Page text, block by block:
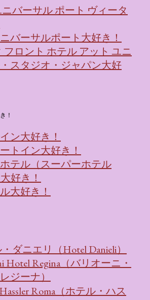
バーサル ポート ヴィータ
バーサルポート大好き！
フロント ホテル アット ユニ
スタジオ・ジャパン大好
！
ン大好き！
トイン大好き！
テル（スーパーホテル
好き！
大好き！
ダニエリ（Hotel Danieli）
Hotel Regina（バリオーニ・
ジーナ）
Roma（ホテル・ハス